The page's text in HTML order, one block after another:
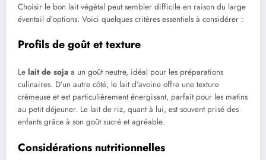
Choisir le bon lait végétal peut sembler difficile en raison du large
éventail d’options. Voici quelques critères essentiels à considérer :
Profils de goût et texture
Le lait de soja a un goût neutre, idéal pour les préparations
culinaires. D’un autre côté, le lait d’avoine offre une texture
crémeuse et est particulièrement énergisant, parfait pour les matins
au petit déjeuner. Le lait de riz, quant à lui, est souvent prisé des
enfants grâce à son goût sucré et agréable.
Considérations nutritionnelles